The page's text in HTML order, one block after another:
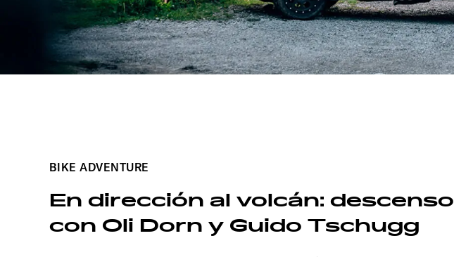
BIKE ADVENTURE
En dirección al volcán: descenso
con Oli Dorn y Guido Tschugg